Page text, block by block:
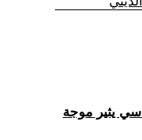
يثير موجة